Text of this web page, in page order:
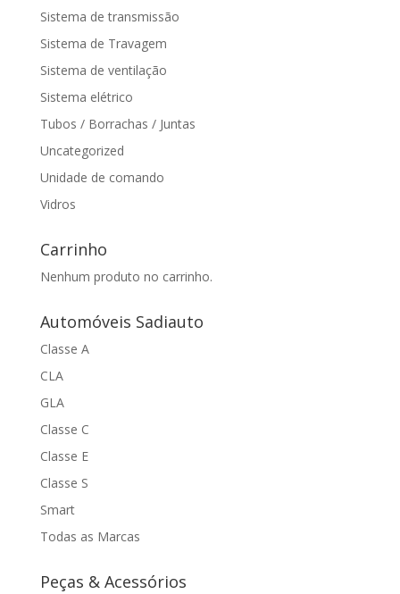
Sistema de transmissão
Sistema de Travagem
Sistema de ventilação
Sistema elétrico
Tubos / Borrachas / Juntas
Uncategorized
Unidade de comando
Vidros
Carrinho
Nenhum produto no carrinho.
Automóveis Sadiauto
Classe A
CLA
GLA
Classe C
Classe E
Classe S
Smart
Todas as Marcas
Peças & Acessórios